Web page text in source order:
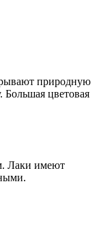
природную
Большая цветовая
Лаки имеют